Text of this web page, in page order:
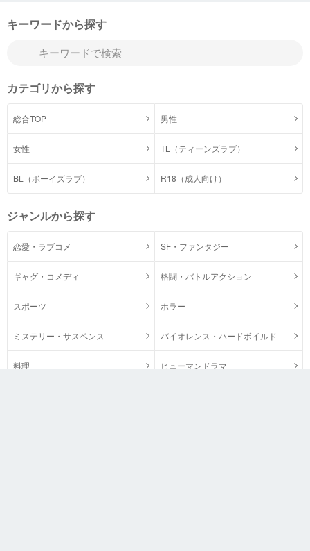
キーワードから探す
カテゴリから探す
総合TOP 男性
女性 TL（ティーンズラブ）
BL（ボーイズラブ） R18（成人向け）
ジャンルから探す
恋愛・ラブコメ SF・ファンタジー
ギャグ・コメディ 格闘・バトルアクション
スポーツ ホラー
ミステリー・サスペンス バイオレンス・ハードボイルド
料理 ヒューマンドラマ